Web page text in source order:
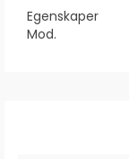
Egenskaper
Mod.